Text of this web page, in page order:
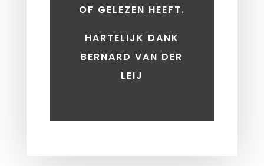
OF GELEZEN HEEFT.
HARTELIJK DANK
BERNARD VAN DER
LEIJ